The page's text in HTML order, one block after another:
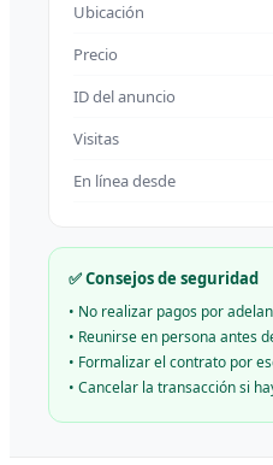
Ubicación
Precio
ID del anuncio
Visitas
En línea desde
✅ Consejos de seguridad
• No realizar pagos por
• Reunirse en persona antes
• Formalizar el contrato por
• Cancelar la transacción si